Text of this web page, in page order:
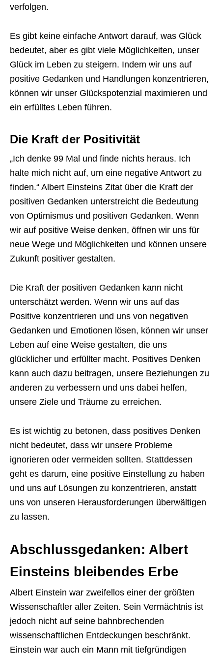
verfolgen.
Es gibt keine einfache Antwort darauf, was Glück
bedeutet, aber es gibt viele Möglichkeiten, unser
Glück im Leben zu steigern. Indem wir uns auf
positive Gedanken und Handlungen konzentrieren,
können wir unser Glückspotenzial maximieren und
ein erfülltes Leben führen.
Die Kraft der Positivität
„Ich denke 99 Mal und finde nichts heraus. Ich
halte mich nicht auf, um eine negative Antwort zu
finden.“ Albert Einsteins Zitat über die Kraft der
positiven Gedanken unterstreicht die Bedeutung
von Optimismus und positiven Gedanken. Wenn
wir auf positive Weise denken, öffnen wir uns für
neue Wege und Möglichkeiten und können unsere
Zukunft positiver gestalten.
Die Kraft der positiven Gedanken kann nicht
unterschätzt werden. Wenn wir uns auf das
Positive konzentrieren und uns von negativen
Gedanken und Emotionen lösen, können wir unser
Leben auf eine Weise gestalten, die uns
glücklicher und erfüllter macht. Positives Denken
kann auch dazu beitragen, unsere Beziehungen zu
anderen zu verbessern und uns dabei helfen,
unsere Ziele und Träume zu erreichen.
Es ist wichtig zu betonen, dass positives Denken
nicht bedeutet, dass wir unsere Probleme
ignorieren oder vermeiden sollten. Stattdessen
geht es darum, eine positive Einstellung zu haben
und uns auf Lösungen zu konzentrieren, anstatt
uns von unseren Herausforderungen überwältigen
zu lassen.
Abschlussgedanken: Albert
Einsteins bleibendes Erbe
Albert Einstein war zweifellos einer der größten
Wissenschaftler aller Zeiten. Sein Vermächtnis ist
jedoch nicht auf seine bahnbrechenden
wissenschaftlichen Entdeckungen beschränkt.
Einstein war auch ein Mann mit tiefgründigen